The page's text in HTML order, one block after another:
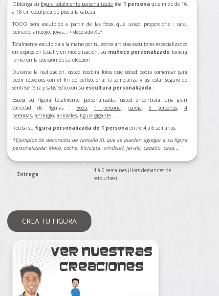
Obtenga sufigura totalmente personalizada de 1 persona que mide de 16
a 18 cm esculpida de pies a la cabeza.
TODO será esculpido a partir de las fotos que usted proporcione : cara,
peinado, anteojo, joyas... + decorado XL*
Totalmente esculpida a la mano por nuestros artistas escultores especializados
en expresión facial y en modelización, su muñeco personalizado tomará
forma en la posición de su elección
Durante la realización, usted recibirá fotos que usted podrá comentar para
pedir retoques con el fin de perfeccionar la semejanza y así estar seguro de
sentirse feliz y satisfecho con su escultura personalizada .
Escoja su figura totalmente personalizada, usted encontrará una gran
variedad de figuras : Boda, 1 persona, pareja,3 personas,4
personas, artilugio, animales, figura gigante...
Reciba su figura personalizada de 1 persona entre 4 a 6 semanas.
*Ejemplos de decorados de tamaño XL que se pueden agregar a su figura
personalizada: Moto, coche, bicicleta, windsurf, jet-ski, caballo, casa...
Entrega
4 à 6 semaines (Hors demandes de
retouches)
CREA TU FIGURA